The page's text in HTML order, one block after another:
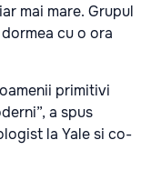
mai mare. Grupul
cu o ora
primitivi
a spus
la Yale si co-